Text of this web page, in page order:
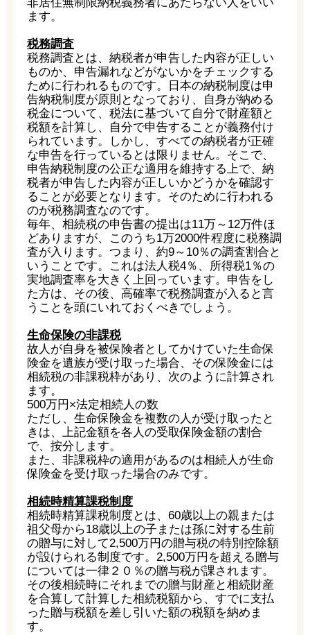
ます。
税務調査
税務調査とは、納税者が申告した内容が正しい
ものか、申告漏れなどがないかをチェックする
ために行われるものです。日本の納税制度は申
告納税制度が原則となっており、自身が納める
税金について、税法に基づいて自分で財産額と
税額を計算し、自分で申告することが義務付け
られています。しかし、すべての納税者が正確
な申告を行っているとは限りません。そこで、
申告納税制度の公正な適用を維持する上で、納
税者が申告した内容が正しいかどうかを確認す
ることが必要となります。そのために行われる
のが税務調査なのです。
毎年、相続税の申告書の提出は11万～12万件ほ
どありますが、このうち1万2000件程度に税務調
査が入ります。つまり、約9～10％の調査割合と
いうことです。これは法人税4％、所得税1％の
実地調査率を大きく上回っています。申告をし
た方は、その後、高確率で税務調査が入ると言
うことを頭にいれておくべきでしょう。
生命保険の非課税
故人が自身を被保険者としてかけていた生命保
険金を遺族が受け取った場合、その保険金には
相続税の非課税枠があり、次のように計算され
ます。
500万円×法定相続人の数
ただし、生命保険金を複数の人が受け取ったと
きは、上記金額を各人の受取保険金額の割合
で、按分します。
また、非課税枠の適用があるのは相続人が生命
保険金を受け取った場合のみです。
相続時精算課税制度
相続時精算課税制度とは、60歳以上の親または
祖父母から18歳以上の子または孫に対する生前
の贈与に対して2,500万円の贈与税の特別控除額
が設けられる制度です。2,500万円を超える贈与
については一律２０％の贈与税が課されます。
その後相続時にそれまでの贈与財産と相続財産
を合算して計算した相続税額から、すでに支払
った贈与税額を差し引いた額の税額を納めま
す。